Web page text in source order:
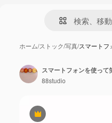
ホーム/ストック/写真/スマートフ
Premium
88studio